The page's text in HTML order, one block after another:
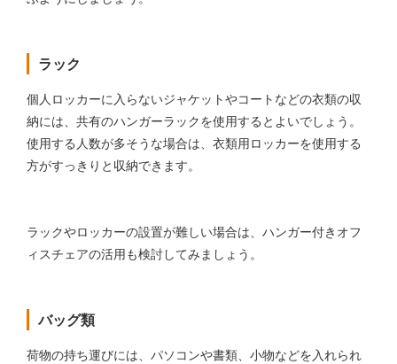
ラック
個人ロッカーに入らないジャケットやコートなどの衣類の収
納には、共有のハンガーラックを使用するとよいでしょう。
使用する人数が多そうな場合は、衣類用ロッカーを使用する
方がすっきりと収納できます。
ラックやロッカーの設置が難しい場合は、ハンガー付きオフ
ィスチェアの活用も検討してみましょう。
バッグ類
荷物の持ち運びには、パソコンや書類、小物などを入れられ